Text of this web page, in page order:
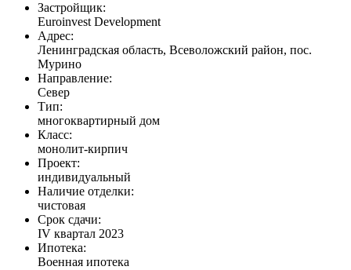
Застройщик:
Euroinvest Development
Адрес:
Ленинградская область, Всеволожский район, пос.
Мурино
Направление:
Север
Тип:
многоквартирный дом
Класс:
монолит-кирпич
Проект:
индивидуальный
Наличие отделки:
чистовая
Срок сдачи:
IV квартал 2023
Ипотека:
Военная ипотека